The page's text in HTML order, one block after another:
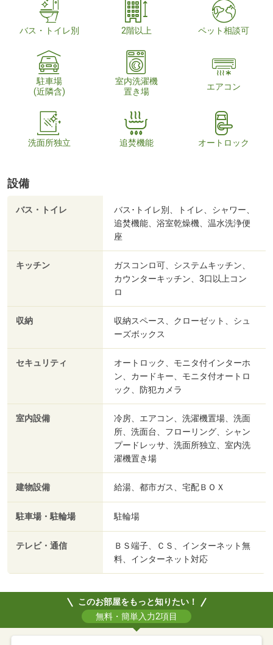
バス・トイレ別 2階以上 ペット相談可
駐車場
(近隣含)
室内洗濯機
置き場
エアコン
洗面所独立 追焚機能 オートロック
設備
バス・トイレ
バス･トイレ別、トイレ、シャワー、
追焚機能、浴室乾燥機、温水洗浄便
座
キッチン
ガスコンロ可、システムキッチン、
カウンターキッチン、3口以上コン
ロ
収納
収納スペース、クローゼット、シュ
ーズボックス
セキュリティ
オートロック、モニタ付インターホ
ン、カードキー、モニタ付オートロ
ック、防犯カメラ
室内設備
冷房、エアコン、洗濯機置場、洗面
所、洗面台、フローリング、シャン
プードレッサ、洗面所独立、室内洗
濯機置き場
建物設備 給湯、都市ガス、宅配ＢＯＸ
駐車場・駐輪場 駐輪場
テレビ・通信
ＢＳ端子、ＣＳ、インターネット無
料、インターネット対応
このお部屋をもっと知りたい！
無料・簡単入力2項目